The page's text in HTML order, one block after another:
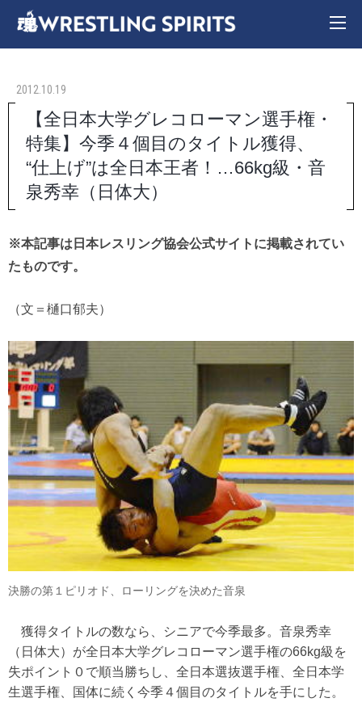
2012.10.19
【全日本大学グレコローマン選手権・
特集】今季４個目のタイトル獲得、
“仕上げ”は全日本王者！…66kg級・音
泉秀幸（日体大）
※本記事は日本レスリング協会公式サイトに掲載されてい
たものです。
（文＝樋口郁夫）
決勝の第１ピリオド、ローリングを決めた音泉
獲得タイトルの数なら、シニアで今季最多。音泉秀幸
（日体大）が全日本大学グレコローマン選手権の66kg級を
失ポイント０で順当勝ちし、全日本選抜選手権、全日本学
生選手権、国体に続く今季４個目のタイトルを手にした。